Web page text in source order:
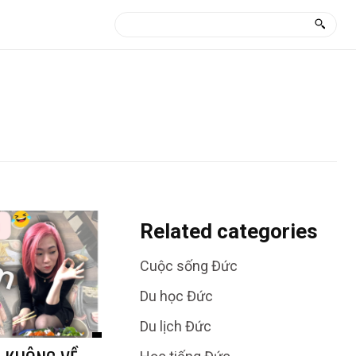
Related categories
Cuộc sống Đức
Du học Đức
Du lịch Đức